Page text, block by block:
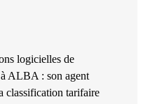
logicielles de
à ALBA : son agent
classification tarifaire